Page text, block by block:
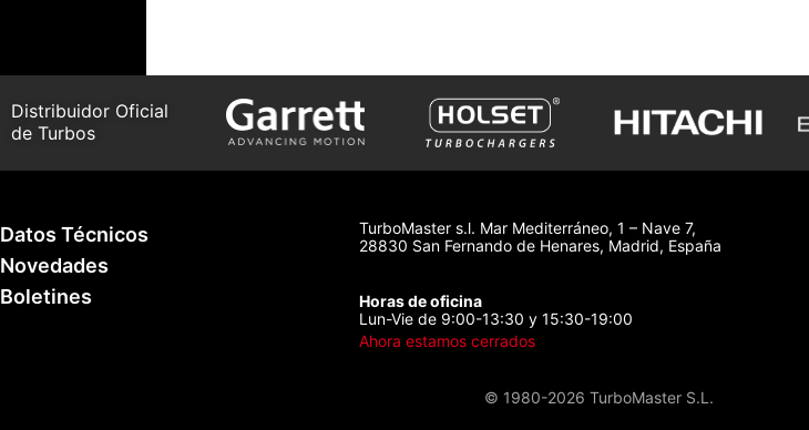
Distribuidor Oficial
de Turbos
Datos Técnicos
Novedades
Boletines
TurboMaster s.l. Mar Mediterráneo, 1 – Nave 7,
28830 San Fernando de Henares, Madrid, España
Horas de oficina
Lun-Vie de 9:00-13:30 y 15:30-19:00
Ahora estamos cerrados
© 1980-2026 TurboMaster S.L.